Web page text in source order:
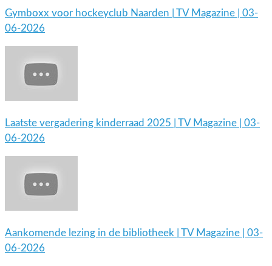
Gymboxx voor hockeyclub Naarden | TV Magazine | 03-
06-2026
Laatste vergadering kinderraad 2025 | TV Magazine | 03-
06-2026
Aankomende lezing in de bibliotheek | TV Magazine | 03-
06-2026